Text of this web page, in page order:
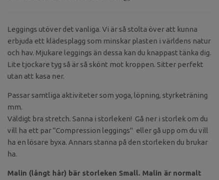
Leggings utöver det vanliga. Vi är så stolta över att kunna
erbjuda ett klädesplagg som minskar plasten i världens natur
och hav. Mjukare leggings än dessa kan du knappast tänka dig.
Lite tjockare tyg så är så skönt mot kroppen. Sitter perfekt
utan att kasa ner.
Passar samtliga aktiviteter som yoga, löpning, styrketräning
mm.
Väldigt bra stretch. Sanna i storleken! Gå ner i storlek om du
vill ha ett par "Compression leggings" eller gå upp om du vill
ha en lösare byxa. Annars stanna på den storleken du brukar
ha.
Malin (långt hår) bär storleken Small. Malin är normalt